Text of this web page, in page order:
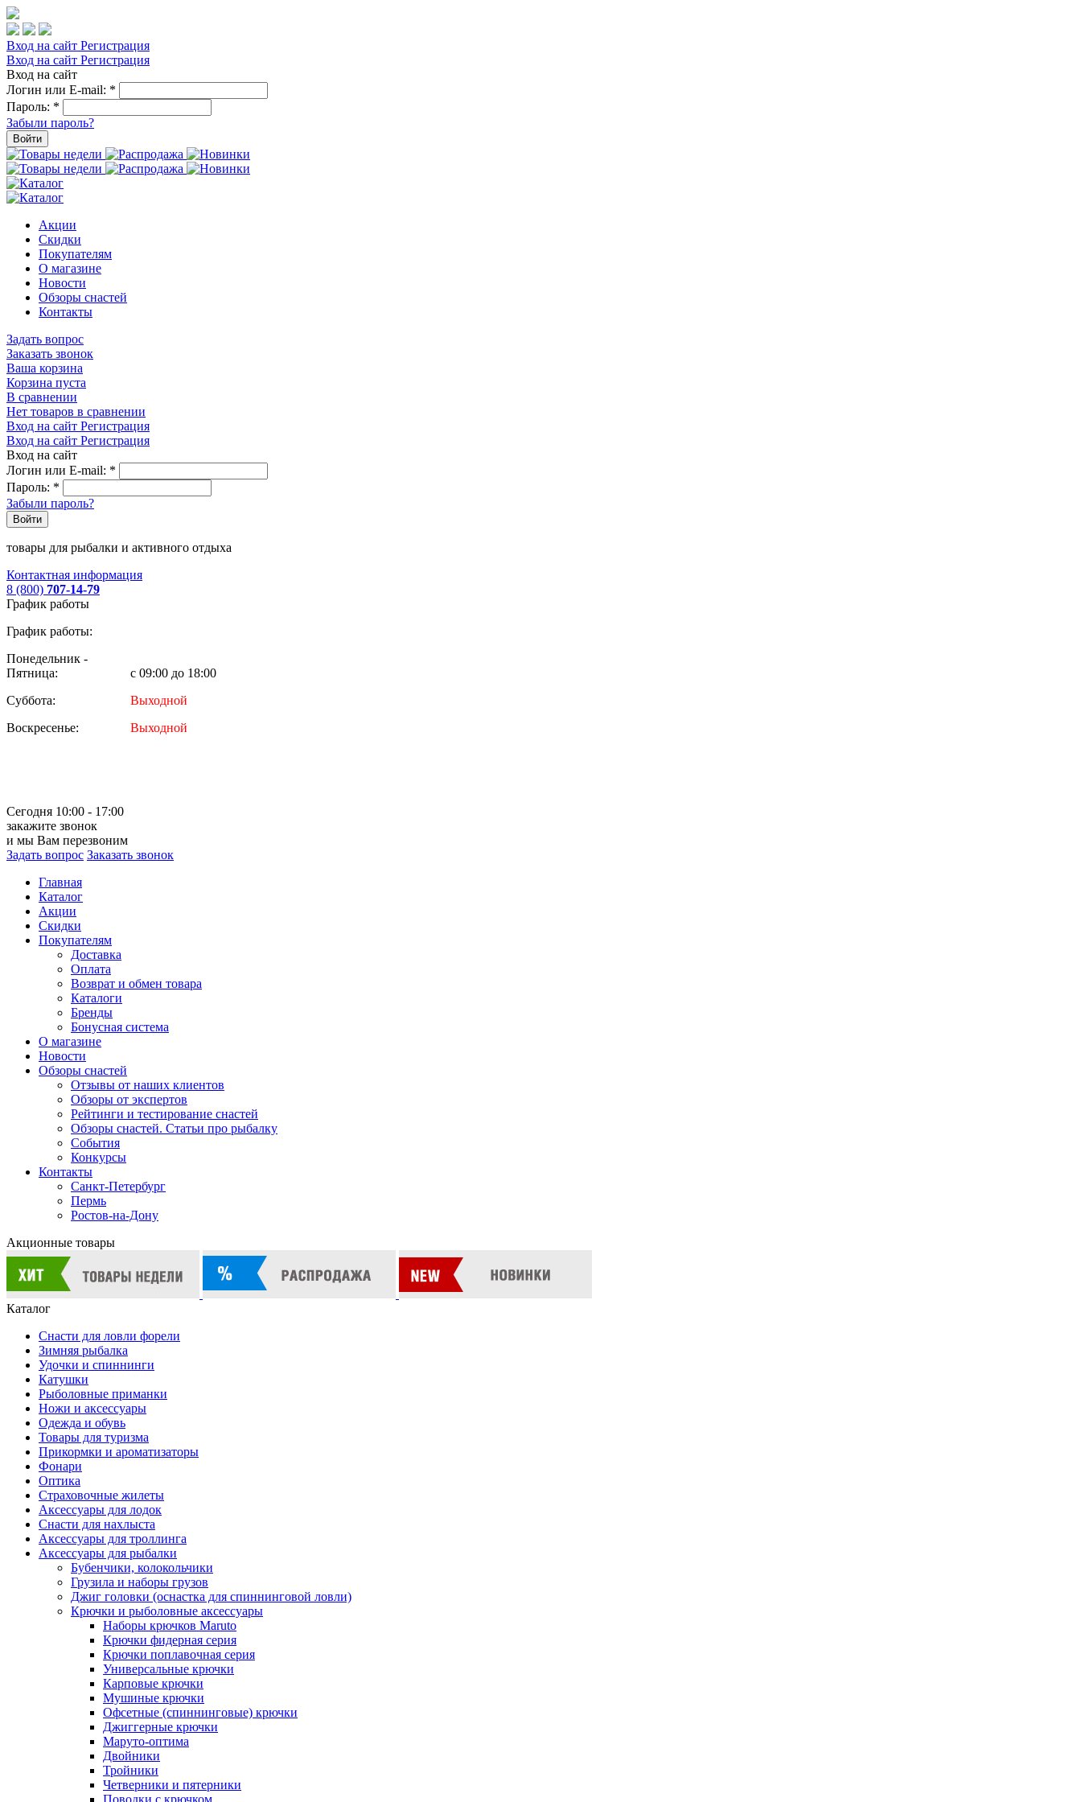
Вход на сайт Регистрация
Вход на сайт Регистрация
Вход на сайт
Логин или E-mail: *
Пароль: *
Забыли пароль?
Войти
Акции
Скидки
Покупателям
О магазине
Новости
Обзоры снастей
Контакты
Задать вопрос
Заказать звонок
Ваша корзина
Корзина пуста
В сравнении
Нет товаров в сравнении
Вход на сайт Регистрация
Вход на сайт Регистрация
Вход на сайт
Логин или E-mail: *
Пароль: *
Забыли пароль?
Войти
товары для рыбалки и активного отдыха
Контактная информация
8 (800) 707-14-79
График работы
График работы:
Понедельник -
Пятница:
с 09:00 до 18:00
Суббота:
Выходной
Воскресенье:
Выходной
Сегодня 10:00 - 17:00
закажите звонок
и мы Вам перезвоним
Задать вопрос Заказать звонок
Главная
Каталог
Акции
Скидки
Покупателям
Доставка
Оплата
Возврат и обмен товара
Каталоги
Бренды
Бонусная система
О магазине
Новости
Обзоры снастей
Отзывы от наших клиентов
Обзоры от экспертов
Рейтинги и тестирование снастей
Обзоры снастей. Статьи про рыбалку
События
Конкурсы
Контакты
Санкт-Петербург
Пермь
Ростов-на-Дону
Акционные товары
Каталог
Снасти для ловли форели
Зимняя рыбалка
Удочки и спиннинги
Катушки
Рыболовные приманки
Ножи и аксессуары
Одежда и обувь
Товары для туризма
Прикормки и ароматизаторы
Фонари
Оптика
Страховочные жилеты
Аксессуары для лодок
Снасти для нахлыста
Аксессуары для троллинга
Аксессуары для рыбалки
Бубенчики, колокольчики
Грузила и наборы грузов
Джиг головки (оснастка для спиннинговой ловли)
Крючки и рыболовные аксессуары
Наборы крючков Maruto
Крючки фидерная серия
Крючки поплавочная серия
Универсальные крючки
Карповые крючки
Мушиные крючки
Офсетные (спиннинговые) крючки
Джиггерные крючки
Маруто-оптима
Двойники
Тройники
Четверники и пятерники
Поводки с крючком